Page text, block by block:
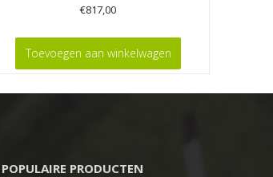
€817,00
Toevoegen aan winkelwagen
POPULAIRE PRODUCTEN